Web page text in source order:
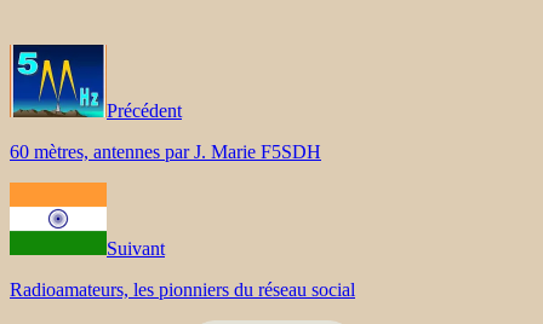
Précédent
60 mètres, antennes par J. Marie F5SDH
Suivant
Radioamateurs, les pionniers du réseau social